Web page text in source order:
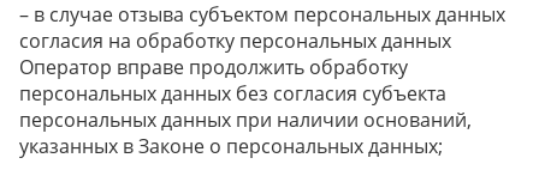
– в случае отзыва субъектом персональных данных
согласия на обработку персональных данных
Оператор вправе продолжить обработку
персональных данных без согласия субъекта
персональных данных при наличии оснований,
указанных в Законе о персональных данных;